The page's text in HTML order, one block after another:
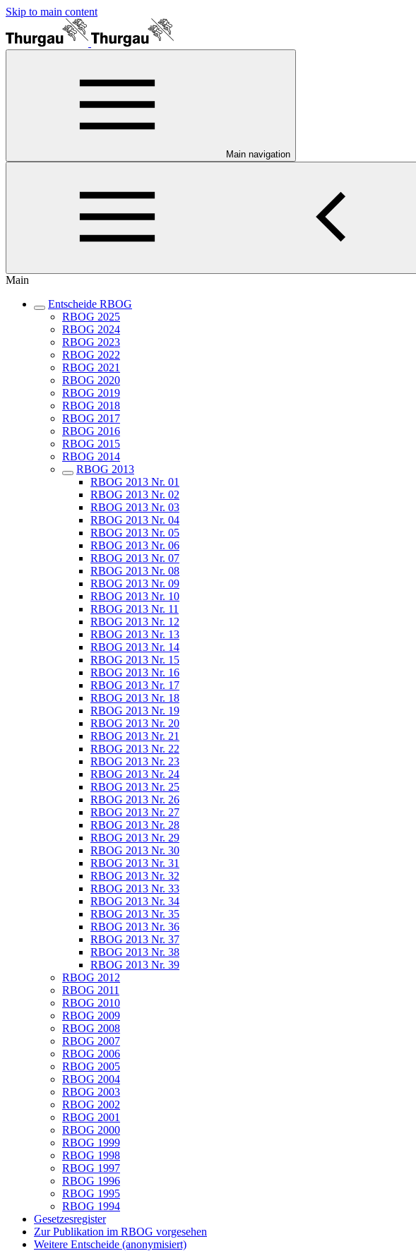
Skip to main content
Main navigation
Main
Entscheide RBOG
RBOG 2025
RBOG 2024
RBOG 2023
RBOG 2022
RBOG 2021
RBOG 2020
RBOG 2019
RBOG 2018
RBOG 2017
RBOG 2016
RBOG 2015
RBOG 2014
RBOG 2013
RBOG 2013 Nr. 01
RBOG 2013 Nr. 02
RBOG 2013 Nr. 03
RBOG 2013 Nr. 04
RBOG 2013 Nr. 05
RBOG 2013 Nr. 06
RBOG 2013 Nr. 07
RBOG 2013 Nr. 08
RBOG 2013 Nr. 09
RBOG 2013 Nr. 10
RBOG 2013 Nr. 11
RBOG 2013 Nr. 12
RBOG 2013 Nr. 13
RBOG 2013 Nr. 14
RBOG 2013 Nr. 15
RBOG 2013 Nr. 16
RBOG 2013 Nr. 17
RBOG 2013 Nr. 18
RBOG 2013 Nr. 19
RBOG 2013 Nr. 20
RBOG 2013 Nr. 21
RBOG 2013 Nr. 22
RBOG 2013 Nr. 23
RBOG 2013 Nr. 24
RBOG 2013 Nr. 25
RBOG 2013 Nr. 26
RBOG 2013 Nr. 27
RBOG 2013 Nr. 28
RBOG 2013 Nr. 29
RBOG 2013 Nr. 30
RBOG 2013 Nr. 31
RBOG 2013 Nr. 32
RBOG 2013 Nr. 33
RBOG 2013 Nr. 34
RBOG 2013 Nr. 35
RBOG 2013 Nr. 36
RBOG 2013 Nr. 37
RBOG 2013 Nr. 38
RBOG 2013 Nr. 39
RBOG 2012
RBOG 2011
RBOG 2010
RBOG 2009
RBOG 2008
RBOG 2007
RBOG 2006
RBOG 2005
RBOG 2004
RBOG 2003
RBOG 2002
RBOG 2001
RBOG 2000
RBOG 1999
RBOG 1998
RBOG 1997
RBOG 1996
RBOG 1995
RBOG 1994
Gesetzesregister
Zur Publikation im RBOG vorgesehen
Weitere Entscheide (anonymisiert)